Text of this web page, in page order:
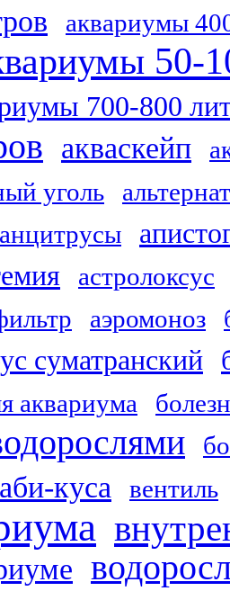
аквариумы
50-
700-800
акваскейп
уголь
анцитрусы
астролоксус
аэромоноз
суматранский
аквариума
куса вентиль